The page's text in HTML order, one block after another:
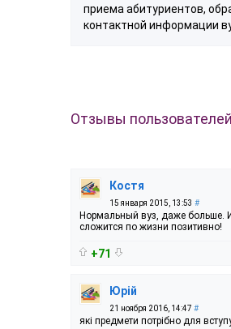
приема абитуриентов,
контактной информации
Отзывы
Костя
15 января 2015, 13:53 #
Нормальный вуз, даже больше.
сложится по жизни позитивно!
+71
Юрій
21 ноября 2016, 14:47 #
які предмети потрібно для